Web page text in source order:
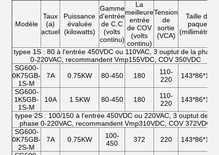
Modèle
Taux
(a)
actuel
Puissance
évaluée
(kilowatts)
Gamme
d'entrée
de C.C
(volts
continu)
La
meilleure
entrée
de COV
(volts
continu)
Tension
de
sortie
(VCA)
Taille de
paquet
(millimètres)
typee 1S : 80 à l'entrée 450VDC ou 110VAC, 3 ouptut de la phase
0-220VAC, recommandent Vmp155VDC, COV 350VDC
SG600-
0K75GB-
1S-M
7A 0.75KW 80-450 180
110-
220
143*86*114
SG600-
1K5GB-
1S-M
10A 1.5KW 80-450 180
110-
220
143*86*114
typee 2S : 100/150 à l'entrée 450VDC ou 220VAC, 3 ouptut de la
phase 0-220VAC, recommandent Vmp310VDC, COV 372VDC
SG600-
0K75GB-
2S-M
7A 0.75KW
100-
450
372 220 143*86*114